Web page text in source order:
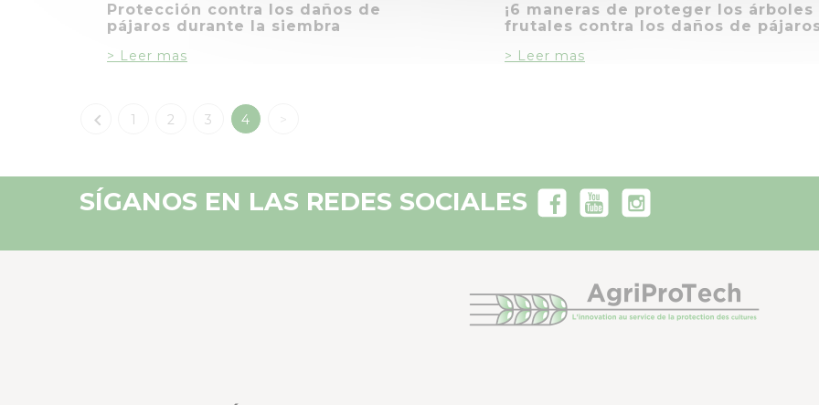
Protección contra los daños de
pájaros durante la siembra
> Leer mas
¡6 maneras de proteger los árboles
frutales contra los daños de
> Leer mas
 1 2 3 4 >
SÍGANOS EN LAS REDES SOCIALES